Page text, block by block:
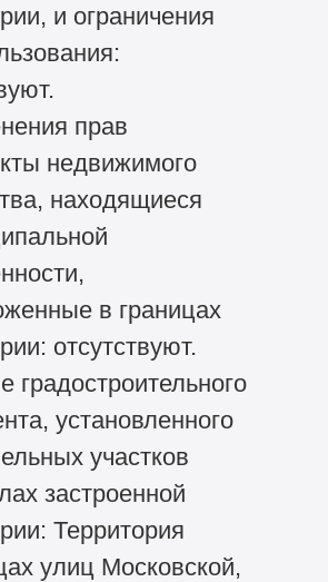
и ограничения
прав
недвижимого
находящиеся
в границах
отсутствуют.
градостроительного
установленного
участков
застроенной
Территория
улиц Московской,